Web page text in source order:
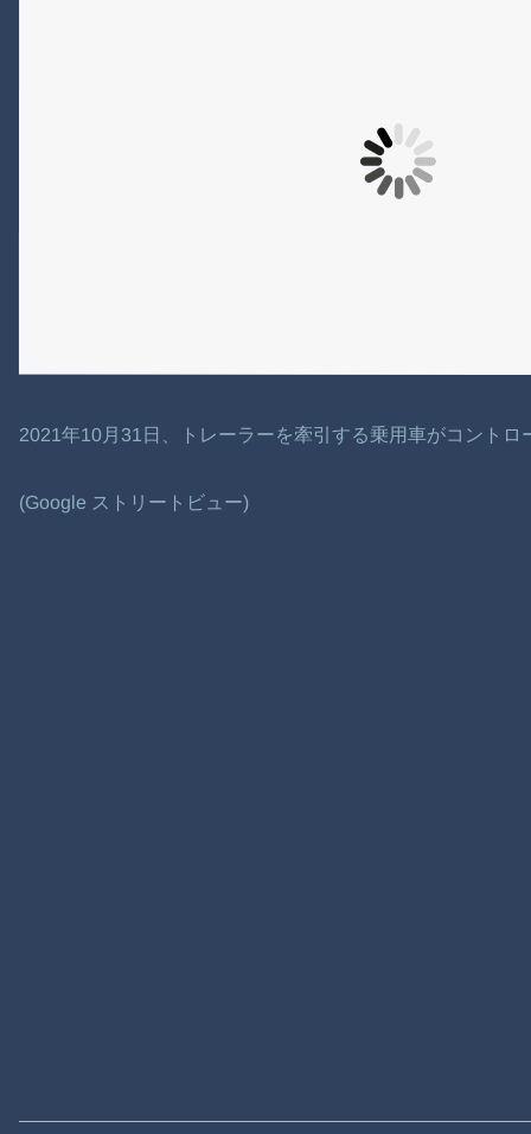
2021年10月31日、トレーラーを牽引する乗用車がコント
(Google ストリートビュー)